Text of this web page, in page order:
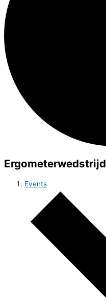
Ergometerwedstrijd
Events